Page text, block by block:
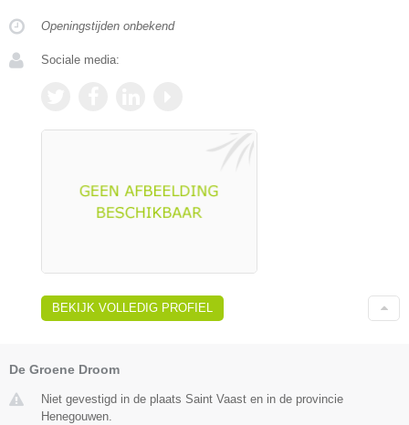
Openingstijden onbekend
Sociale media:
BEKIJK VOLLEDIG PROFIEL
De Groene Droom
Niet gevestigd in de plaats Saint Vaast en in de provincie
Henegouwen.